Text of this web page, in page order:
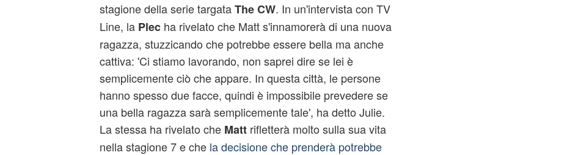
stagione della serie targataThe CW. In un'intervista con TV
Line, la Plecha rivelato che Matt s'innamorerà di una nuova
ragazza, stuzzicando che potrebbe essere bella ma anche
cattiva: 'Ci stiamo lavorando, non saprei dire se lei è
semplicemente ciò che appare. In questa città, le persone
hanno spesso due facce, quindi è impossibile prevedere se
una bella ragazza sarà semplicemente tale', ha detto Julie.
La stessa ha rivelato che Mattrifletterà molto sulla sua vita
nella stagione 7 e che la decisione che prenderà potrebbe